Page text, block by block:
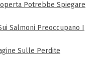
Potrebbe Spiegare
Salmoni Preoccupano I
Sulle Perdite